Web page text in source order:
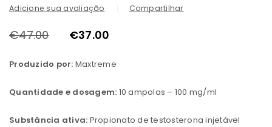
Adicione sua avaliação Compartilhar
€47.00 €37.00
Produzido por: Maxtreme
Quantidade e dosagem: 10 ampolas – 100 mg/ml
Substância ativa: Propionato de testosterona injetável